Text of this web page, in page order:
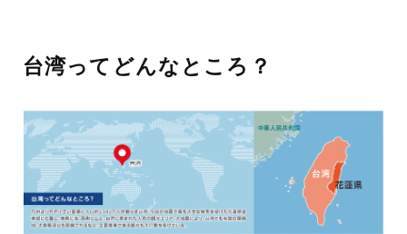
台湾ってどんなところ？